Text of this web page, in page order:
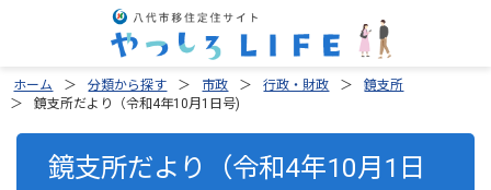
ホーム 分類から探す 市政 行政・財政
鏡支所
鏡支所だより（令和4年10月1日号)
鏡支所だより（令和4年10月1日